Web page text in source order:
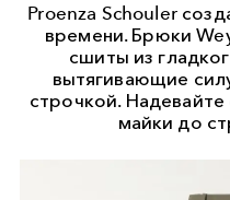
Proenza Schouler
времени. Брюки
сшиты из
вытягивающие
строчкой.
майки до